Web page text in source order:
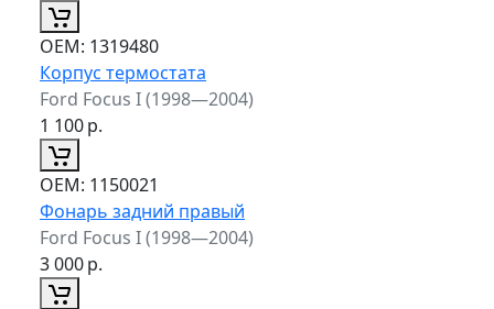
ОЕМ: 1319480
Корпус термостата
Ford Focus I (1998—2004)
1 100р.
ОЕМ: 1150021
Фонарь задний правый
Ford Focus I (1998—2004)
3 000р.